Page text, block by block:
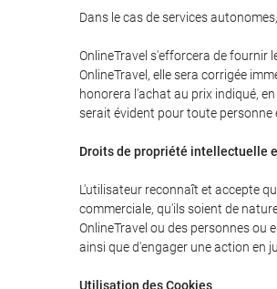
Dans le cas de services
OnlineTravel s'efforcera de fournir
OnlineTravel, elle sera corrigée
honorera l'achat au prix indiqué,
serait évident pour toute personne
Droits de propriété intellectuelle
L'utilisateur reconnaît et accepte
commerciale, qu'ils soient de
OnlineTravel ou des personnes ou
ainsi que d'engager une action en
Utilisation des Cookies